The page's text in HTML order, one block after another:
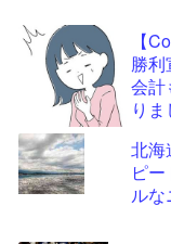
【
勝
会計
りま
北海
ピ
ル
- 固
定リ
更新
ツー